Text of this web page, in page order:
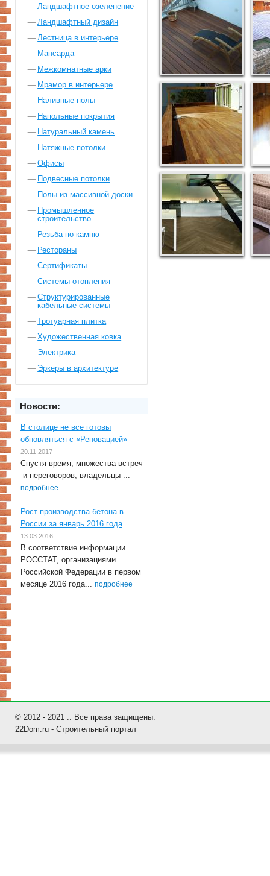
Ландшафтное озеленение
Ландшафтный дизайн
Лестница в интерьере
Мансарда
Межкомнатные арки
Мрамор в интерьере
Наливные полы
Напольные покрытия
Натуральный камень
Натяжные потолки
Офисы
Подвесные потолки
Полы из массивной доски
Промышленное
строительство
Резьба по камню
Рестораны
Сертификаты
Системы отопления
Структурированные
кабельные системы
Тротуарная плитка
Художественная ковка
Электрика
Эркеры в архитектуре
Новости:
В столице не все готовы
обновляться с «Реновацией»
20.11.2017
Спустя время, множества встреч
и переговоров, владельцы ...
подробнее
Рост производства бетона в
России за январь 2016 года
13.03.2016
В соответствие информации
РОССТАТ, организациями
Российской Федерации в первом
месяце 2016 года... подробнее
© 2012 - 2021 :: Все права защищены.
22Dom.ru - Строительный портал